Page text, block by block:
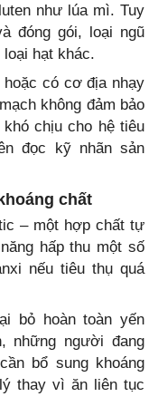
như lúa mì. Tuy
đóng gói, loại ngũ
hạt khác.
có cơ địa nhạy
không đảm bảo
khó chịu cho hệ tiêu
đọc kỹ nhãn sản
chất
– một hợp chất tự
hấp thu một số
nếu tiêu thụ quá
bỏ hoàn toàn yến
những người đang
bổ sung khoáng
thay vì ăn liên tục